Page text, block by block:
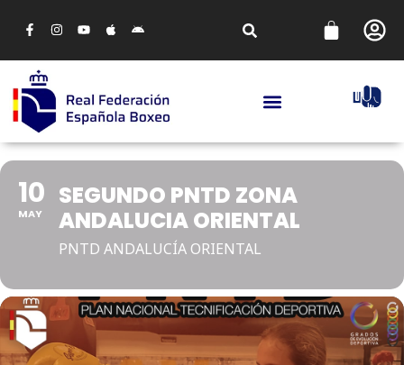
10
MAY
SEGUNDO PNTD ZONA
ANDALUCIA ORIENTAL
PNTD ANDALUCÍA ORIENTAL